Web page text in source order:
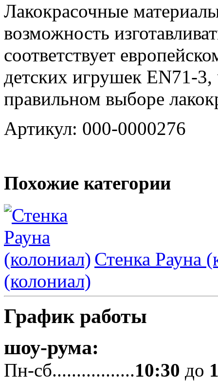
Лакокрасочные
возможность
соответствует
детских игрушек EN71-3,
правильном выборе
Артикул: 000-0000276
Похожие категории
Стенка Рауна
(колониал)
График работы
шоу-рума:
Пн-сб.................10:30 до